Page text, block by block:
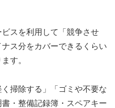
スを利用して「競争させ
ス分をカバーできるくらい
す。
掃除する」「ゴミや不要な
・整備記録簿・スペアキー